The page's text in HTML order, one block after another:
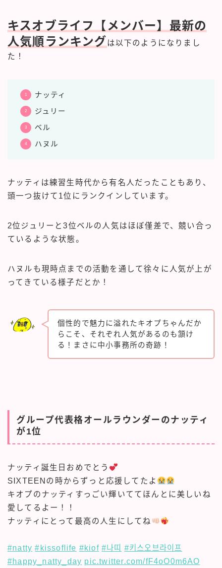
キスオブライフ【メンバー】最新の
人気順ランキングは以下のようになりまし
た！
ナッティ
ジュリー
ベル
ハヌル
ナッティは練習生時代から有名人だったこともあり、
頭一つ抜けて1位にランクインしています。
2位ジュリーと3位ベルの人気はほぼ僅差で、競い合っ
ているような状態。
ハヌルも現時点までの活動を通して徐々に人気が上が
ってきている様子だとか！
個性的で魅力に溢れたキオプちゃんだか
らこそ、それぞれ人気があるのも頷け
る！まさに中小事務所の奇跡！
グループ代表格オールラウンダーのナッティ
が1位
ナッティ誕生日おめでとう
SIXTEENの時からずっと応援してたよ
キオプのナッティすっごい輝いててほんとに美しいね
愛してるよー！！
ナッティにとって最高の人生にしてね
#natty #kissoflife #kiof #나띠 #키스오브라이프
#happy_natty_day pic.twitter.com/fF4oO0m6AO